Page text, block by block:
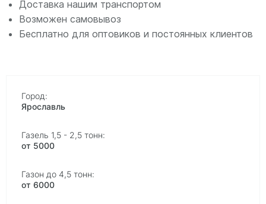
Доставка нашим транспортом
Возможен самовывоз
Бесплатно для оптовиков и постоянных клиентов
Ярославль
от 5000
от 6000